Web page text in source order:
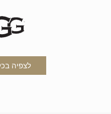
לצפיה